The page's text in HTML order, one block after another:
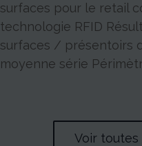
surfaces pour le retail
technologie RFID
surfaces / présentoirs
moyenne série
Voir toutes